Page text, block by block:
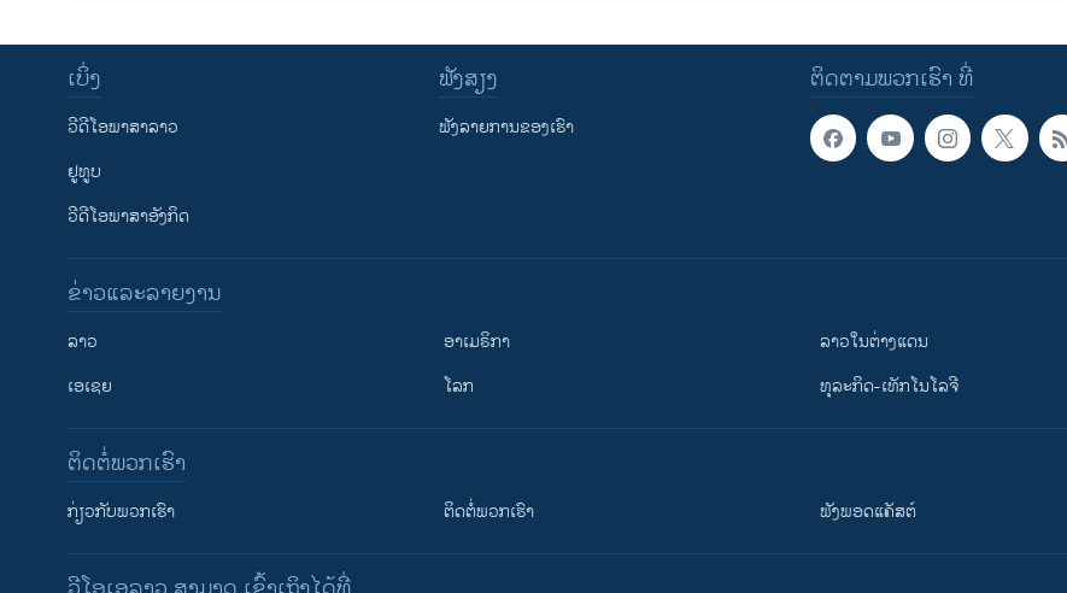
ຕິດຕາມພວກເຮົາ ທີ່
ເບິ່ງ
ວີດີໂອພາສາລາວ
ຢູທູບ
ວີດີໂອພາສາອັງກິດ
ຟັງສຽງ
ຟັງລາຍການຂອງເຮົາ
ຂ່າວແລະລາຍງານ
ລາວ
ເອເຊຍ
ອາເມຣິກາ
ໂລກ
ລາວໃນຕ່າງແດນ
ທຸລະກິດ-ເທັກໂນໂລຈີ
ຕິດຕໍ່ພວກເຮົາ
ກ່ຽວກັບພວກເຮົາ ຕິດຕໍ່ພວກເຮົາ ຟັງພອດແຄັສຕ໌